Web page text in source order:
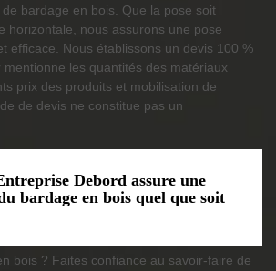
bardage en bois. Que la pose soit
horizontale, nous assurons une pose
efficace. Nous établissons un devis 100 %
les quantités des matériaux
prix des produits et mobilisation de
de devis ne constitue pas un
Debord assure une
bardage en bois quel que soit
bois ? Faites confiance au savoir-faire de